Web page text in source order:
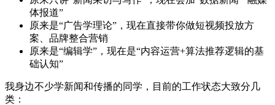
体报道”
原来是“广告学理论”，现在直接带你做短视频投放方
案、品牌整合营销
原来是“编辑学”，现在是“内容运营+算法推荐逻辑的基
础认知”
我身边不少学新闻和传播的同学，目前的工作状态大致分几
类：